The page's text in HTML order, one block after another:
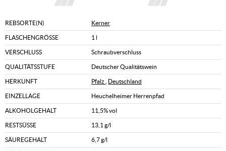
REBSORTE(N) Kerner
FLASCHENGRÖSSE 1 l
VERSCHLUSS Schraubverschluss
QUALITÄTSSTUFE Deutscher Qualitätswein
HERKUNFT Pfalz Deutschland
EINZELLAGE Heuchelheimer Herrenpfad
ALKOHOLGEHALT 11,5% vol
RESTSÜSSE 13,1 g/l
SÄUREGEHALT 6,7 g/l